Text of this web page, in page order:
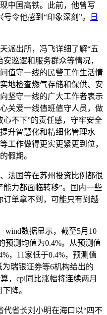
中国高铁。此前，他曾写
令他感到“印象深刻”。
日
出所，冯飞详细了解“五
巡逻和服务群众等情况，
值守一线的民警工作生活情
地检查燃气存储和保供、安
坚守一线的广大工作者表示
关爱一线值班值守人员，做
不下”的责任感，守牢安全
升智慧化和精细化管理水
工作做得更实更紧更到位，
假期。
国等在苏州投资比例都很
力都面临转移”。国内一些
订单拿不到，可能只有到越
数据显示，截至5月10
预测均值为0.4%。从预测值
，11家低于0.4%，预测值
瑞银证券等6机构给出的
，cpi同比涨幅将连续两月
降。
省长刘小明在海口以“四不